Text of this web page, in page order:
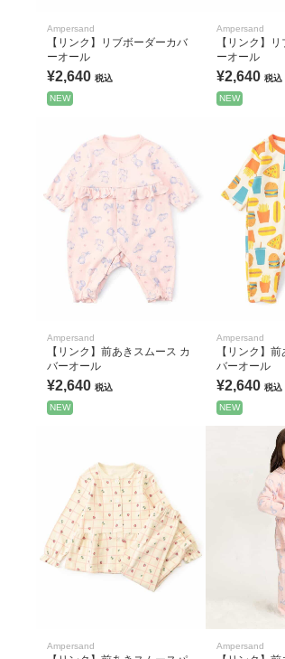
Ampersand
【リンク】リブボーダーカバ
ーオール
¥2,640 税込
NEW
Ampersand
【リンク】
ーオール
¥2,640 税込
NEW
Ampersand
【リンク】前あきスムース カ
バーオール
¥2,640 税込
NEW
Ampersand
【リンク】
バーオール
¥2,640 税込
NEW
Ampersand Ampersand